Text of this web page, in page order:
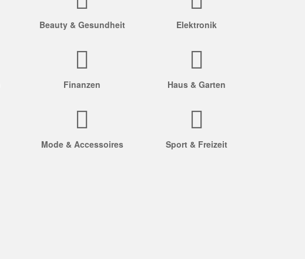
Beauty & Gesundheit Elektronik
Finanzen Haus & Garten
Mode & Accessoires Sport & Freizeit